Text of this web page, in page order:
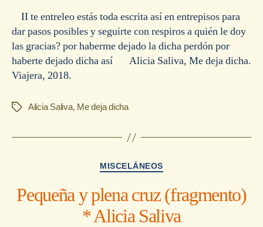
II te entreleo estás toda escrita así en entrepisos para
dar pasos posibles y seguirte con respiros a quién le doy
las gracias? por haberme dejado la dicha perdón por
haberte dejado dicha así Alicia Saliva, Me deja dicha.
Viajera, 2018.
EtiquetasAlicia Saliva, Me deja dicha
Categorías
MISCELÁNEOS
Pequeña y plena cruz (fragmento)
* Alicia Saliva